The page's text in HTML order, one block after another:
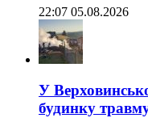
22:07 05.08.2026
У
будинку